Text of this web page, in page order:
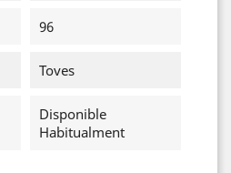
96
Toves
Disponible
Habitualment